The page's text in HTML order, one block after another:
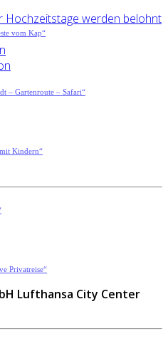
vom Kap“
– Gartenroute – Safari“
Kindern“
Privatreise“
Hochzeitstage werden belohnt
Lufthansa City Center